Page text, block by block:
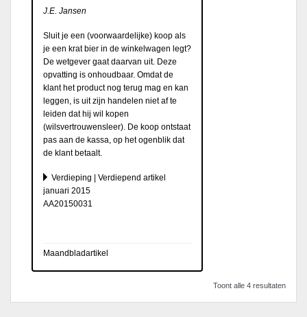
J.E. Jansen
Sluit je een (voorwaardelijke) koop als
je een krat bier in de winkelwagen legt?
De wetgever gaat daarvan uit. Deze
opvatting is onhoudbaar. Omdat de
klant het product nog terug mag en kan
leggen, is uit zijn handelen niet af te
leiden dat hij wil kopen
(wilsvertrouwensleer). De koop ontstaat
pas aan de kassa, op het ogenblik dat
de klant betaalt.
Verdieping | Verdiepend artikel
januari 2015
AA20150031
Maandbladartikel
Toont alle 4 resultaten